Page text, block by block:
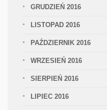
GRUDZIEŃ 2016
LISTOPAD 2016
PAŹDZIERNIK 2016
WRZESIEŃ 2016
SIERPIEŃ 2016
LIPIEC 2016